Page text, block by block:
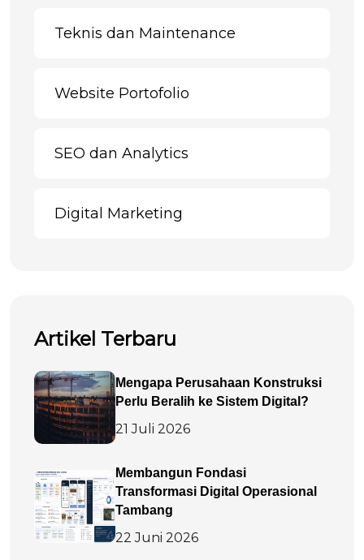
Teknis dan Maintenance
Website Portofolio
SEO dan Analytics
Digital Marketing
Artikel Terbaru
Mengapa Perusahaan Konstruksi
Perlu Beralih ke Sistem Digital?
21 Juli 2026
Membangun Fondasi
Transformasi Digital Operasional
Tambang
22 Juni 2026